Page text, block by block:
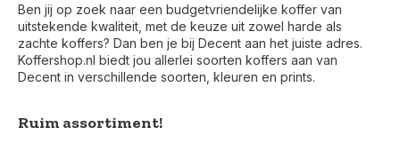
Ben jij op zoek naar een budgetvriendelijke koffer van
uitstekende kwaliteit, met de keuze uit zowel harde als
zachte koffers? Dan ben je bij Decent aan het juiste adres.
Koffershop.nl biedt jou allerlei soorten koffers aan van
Decent in verschillende soorten, kleuren en prints.
Ruim assortiment!